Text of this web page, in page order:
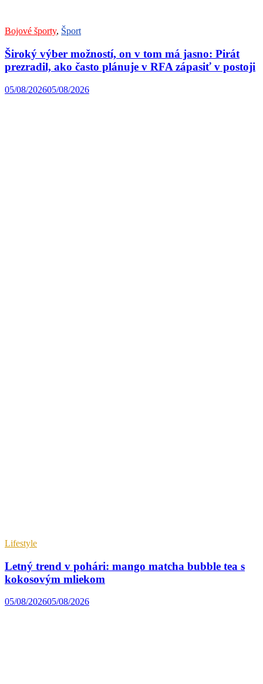
Bojové športy, Šport
Široký výber možností, on v tom má jasno: Pirát
prezradil, ako často plánuje v RFA zápasiť v postoji
05/08/202605/08/2026
Lifestyle
Letný trend v pohári: mango matcha bubble tea s
kokosovým mliekom
05/08/202605/08/2026